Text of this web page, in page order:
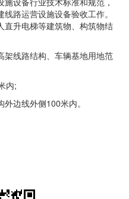
路运营设施设备验收工作。
直升电梯等建筑物、构筑物结
架线路结构、车辆基地用地范
内;
边线外侧100米内。